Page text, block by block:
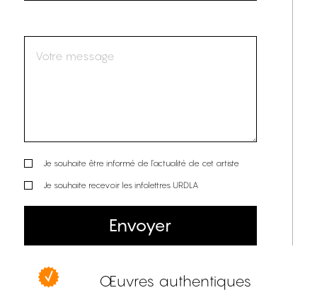
Je souhaite être informé de l’actualité de cet artiste
Je souhaite recevoir les infolettres URDLA
Envoyer
Œuvres authentiques